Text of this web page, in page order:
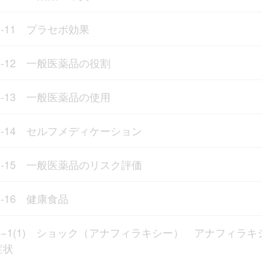
11 プラセボ効果
12 一般医薬品の役割
13 一般医薬品の使用
14 セルフメディケーション
15 一般医薬品のリスク評価
16 健康食品
ショック（アナフィラキシー） アナフィラキ